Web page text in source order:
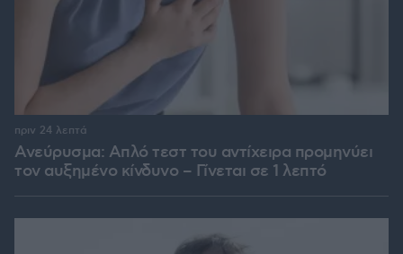
Ανεύρυσμα: Απλό τεστ του αντίχειρα προμηνύει
τον αυξημένο κίνδυνο – Γίνεται σε 1 λεπτό
πριν 24 λεπτά